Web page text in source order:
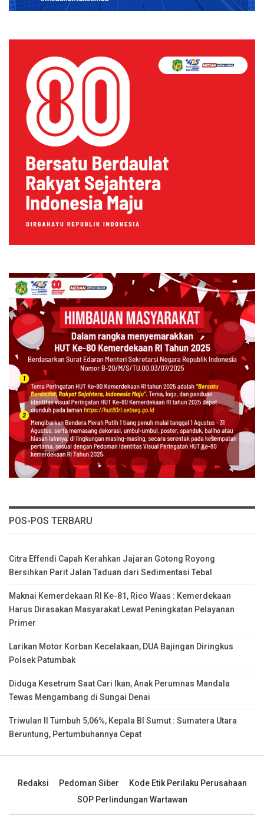
POS-POS TERBARU
Citra Effendi Capah Kerahkan Jajaran Gotong Royong
Bersihkan Parit Jalan Taduan dari Sedimentasi Tebal
Maknai Kemerdekaan RI Ke-81, Rico Waas : Kemerdekaan
Harus Dirasakan Masyarakat Lewat Peningkatan Pelayanan
Primer
Larikan Motor Korban Kecelakaan, DUA Bajingan Diringkus
Polsek Patumbak
Diduga Kesetrum Saat Cari Ikan, Anak Perumnas Mandala
Tewas Mengambang di Sungai Denai
Triwulan II Tumbuh 5,06%, Kepala BI Sumut : Sumatera Utara
Beruntung, Pertumbuhannya Cepat
Redaksi Pedoman Siber
Kode Etik Perilaku Perusahaan
SOP Perlindungan Wartawan